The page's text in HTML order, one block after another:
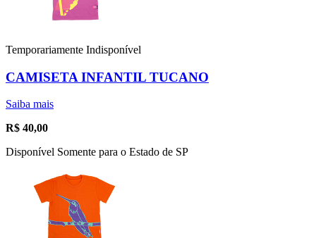
Temporariamente Indisponível
CAMISETA INFANTIL TUCANO
Saiba mais
R$ 40,00
Disponível Somente para o Estado de SP